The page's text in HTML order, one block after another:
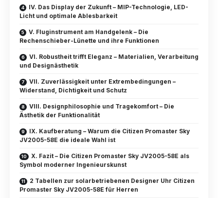
IV. Das Display der Zukunft – MIP-Technologie, LED-
Licht und optimale Ablesbarkeit
V. Fluginstrument am Handgelenk – Die
Rechenschieber-Lünette und ihre Funktionen
VI. Robustheit trifft Eleganz – Materialien, Verarbeitung
und Designästhetik
VII. Zuverlässigkeit unter Extrembedingungen –
Widerstand, Dichtigkeit und Schutz
VIII. Designphilosophie und Tragekomfort – Die
Ästhetik der Funktionalität
IX. Kaufberatung – Warum die Citizen Promaster Sky
JV2005-58E die ideale Wahl ist
X. Fazit – Die Citizen Promaster Sky JV2005-58E als
Symbol moderner Ingenieurskunst
2 Tabellen zur solarbetriebenen Designer Uhr Citizen
Promaster Sky JV2005-58E für Herren